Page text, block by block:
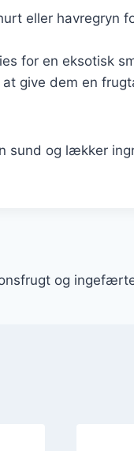
eller havregryn
for en eksotisk
give dem en
sund og lækker
og